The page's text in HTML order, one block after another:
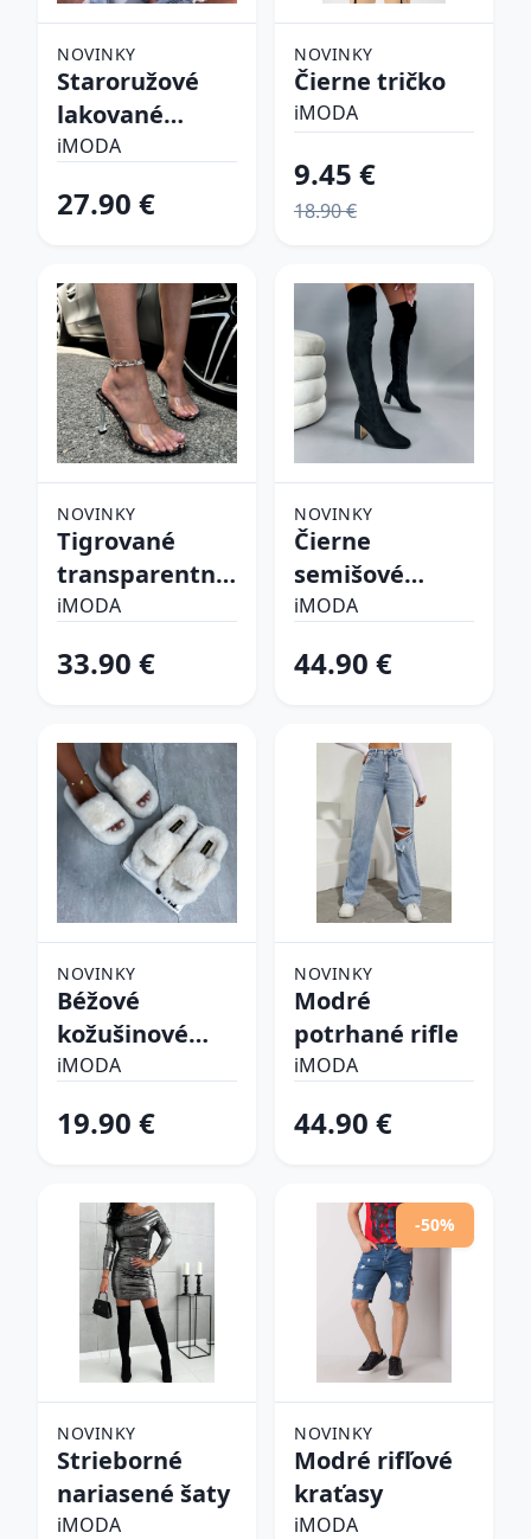
NOVINKY
Staroružové
lakované
lodičky
iMODA
27.90 €
NOVINKY
Čierne tričko
iMODA
9.45 €
18.90 €
NOVINKY
Tigrované
transparentné
sandále
iMODA
33.90 €
NOVINKY
Čierne
semišové
vysoké čižmy
iMODA
44.90 €
NOVINKY
Béžové
kožušinové
šlapky
iMODA
19.90 €
NOVINKY
Modré
potrhané rifle
iMODA
44.90 €
NOVINKY
Strieborné
nariasené šaty
iMODA
-50%
NOVINKY
Modré rifľové
kraťasy
iMODA